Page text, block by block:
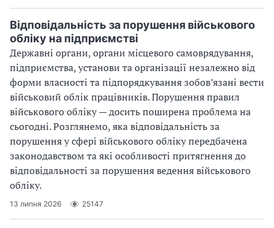
Відповідальність за порушення військового
обліку на підприємстві
Державні органи, органи місцевого самоврядування,
підприємства, установи та організації незалежно від
форми власності та підпорядкування зобов’язані вести
військовий облік працівників. Порушення правил
військового обліку — досить поширена проблема на
сьогодні. Розглянемо, яка відповідальність за
порушення у сфері військового обліку передбачена
законодавством та які особливості притягнення до
відповідальності за порушення ведення військового
обліку.
13 липня 2026 25147